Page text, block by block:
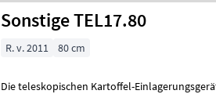
Sonstige TEL17.80
R. v. 2011 80 cm
Die teleskopischen Kartoffel-